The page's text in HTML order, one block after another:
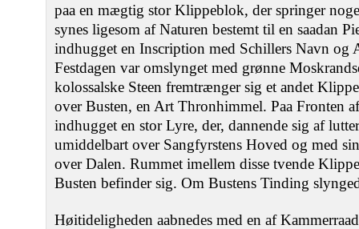
paa en mægtig stor Klippeblok, der springer
synes ligesom af Naturen bestemt til en saadan
indhugget en Inscription med Schillers Navn og
Festdagen var omslynget med grønne
kolossalske Steen fremtrænger sig et andet
over Busten, en Art Thronhimmel. Paa Fronten
indhugget en stor Lyre, der, dannende sig af
umiddelbart over Sangfyrstens Hoved og med
over Dalen. Rummet imellem disse tvende
Busten befinder sig. Om Bustens Tinding
Høitideligheden aabnedes med en af